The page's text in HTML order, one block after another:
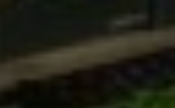
Wenn Cookies von
werden, bedarf der Zugriff
keiner manuellen
Google Maps